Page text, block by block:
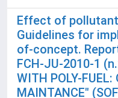
Effect of
Guidelines for
of-concept.
FCH-JU-2010-1
WITH POLY-FUEL:
MAINTANCE"